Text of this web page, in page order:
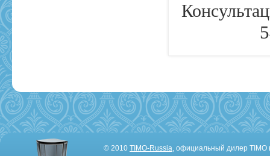
© 2010 TIMO-Russia, официальный дилер TIMO